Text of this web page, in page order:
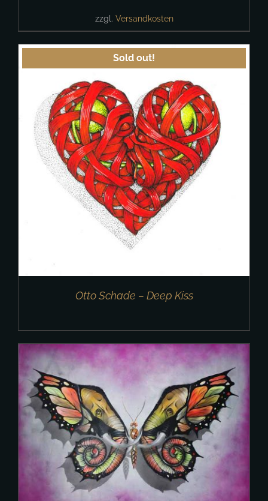
zzgl. Versandkosten
Sold out!
Otto Schade – Deep Kiss